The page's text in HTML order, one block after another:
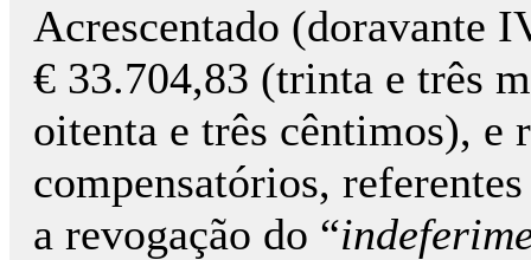
Acrescentado (doravante
€ 33.704,83 (trinta e três
oitenta e três cêntimos), e
compensatórios,
a revogação do “